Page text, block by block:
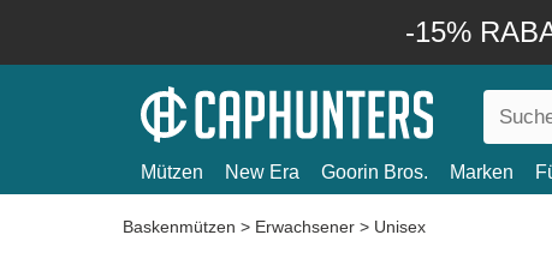
-15%
Mützen New Era Goorin Bros. Marken
Baskenmützen > Erwachsener > Unisex